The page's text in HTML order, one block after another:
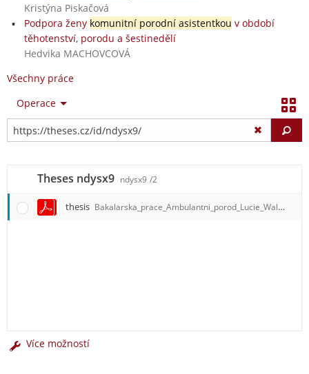
Kristýna Piskačová
Podpora ženy komunitní porodní asistentkou v období
těhotenství, porodu a šestinedělí
Hedvika MACHOVCOVÁ
Všechny práce
Operace
Theses ndysx9 ndysx9 /2
thesis Bakalarska_prace_Ambulantni_porod_Lucie_Waldhauserova.pdf
Více možností